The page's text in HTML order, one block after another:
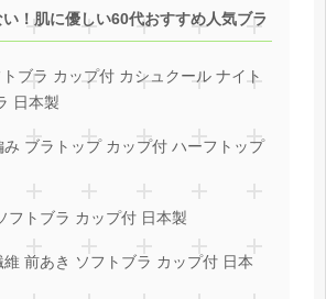
！肌に優しい60代おすすめ人気ブラ
ブラ カップ付 カシュクール ナイト
日本製
み ブラトップ カップ付 ハーフトップ
フトブラ カップ付 日本製
前あき ソフトブラ カップ付 日本